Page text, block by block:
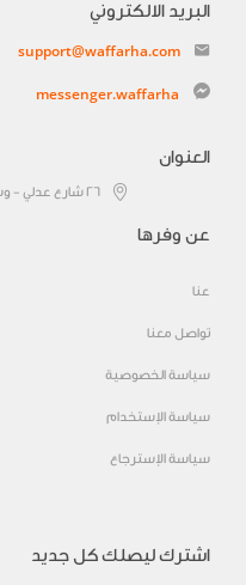
البريد الالكتروني
support@waffarha.com
messenger.waffarha
العنوان
٢٦ شارع عدلي - وسط البلد - القاهرة - الدور الأول
عن وفرها
عنا
تواصل معنا
سياسة الخصوصية
سياسة الإستخدام
سياسة الإسترجاع
اشترك ليصلك كل جديد